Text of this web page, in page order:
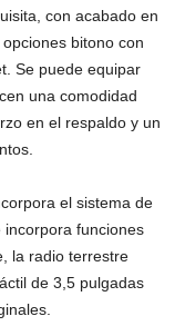
con acabado en
bitono con
Se puede equipar
una comodidad
en el respaldo y un
el sistema de
incorpora funciones
la radio terrestre
de 3,5 pulgadas